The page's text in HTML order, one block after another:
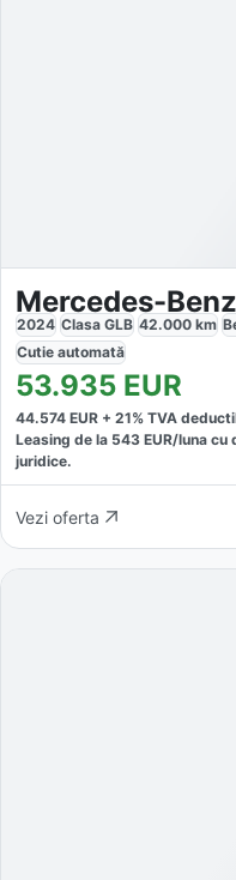
2024 Clasa GLB 42.000 km
Cutie automată
53.935 EUR
44.574 EUR + 21% TVA
Leasing de la 543 EUR/luna cu
juridice.
Vezi oferta